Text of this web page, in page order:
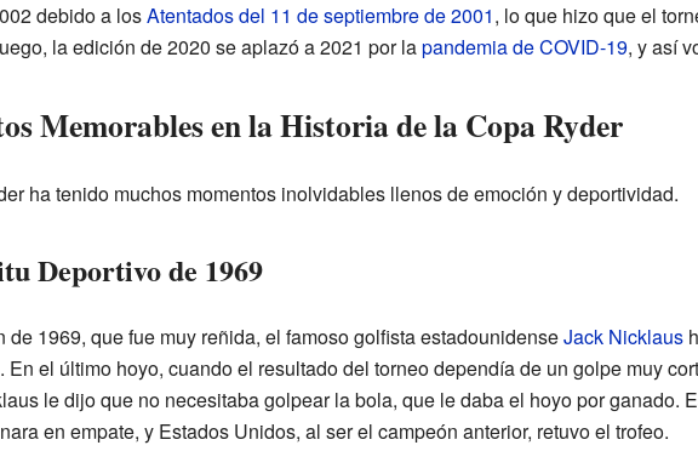
debido a losAtentados del 11 de septiembre de 2001, lo que hizo que el
la edición de 2020 se aplazó a 2021 por lapandemia de COVID-19, y así
Memorables en la Historia de la Copa Ryder
ha tenido muchos momentos inolvidables llenos de emoción y deportividad.
Deportivo de 1969
de 1969, que fue muy reñida, el famoso golfista estadounidenseJack Nicklaus
En el último hoyo, cuando el resultado del torneo dependía de un golpe muy
le dijo que no necesitaba golpear la bola, que le daba el hoyo por ganado.
en empate, y Estados Unidos, al ser el campeón anterior, retuvo el trofeo.